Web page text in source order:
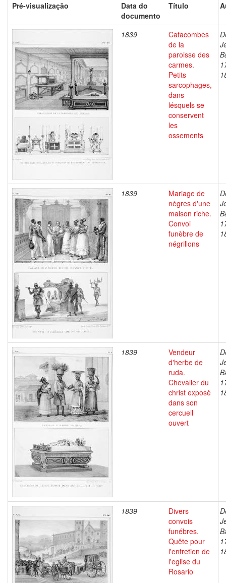
Pré-visualização
Data do
documento
Título
1839
Catacombes
de la
paroisse des
carmes.
Petits
sarcophages,
dans
lésquels se
conservent
les
ossements
1839
Mariage de
nègres d'une
maison riche.
Convoi
funèbre de
négrillons
1839
Vendeur
d'herbe de
ruda.
Chevalier du
christ exposè
dans son
cercueil
ouvert
1839
Divers
convois
funébres.
Quête pour
l'entretien de
l'eglise du
Rosario